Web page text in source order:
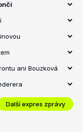
ani Bouzková
Další expres zprávy